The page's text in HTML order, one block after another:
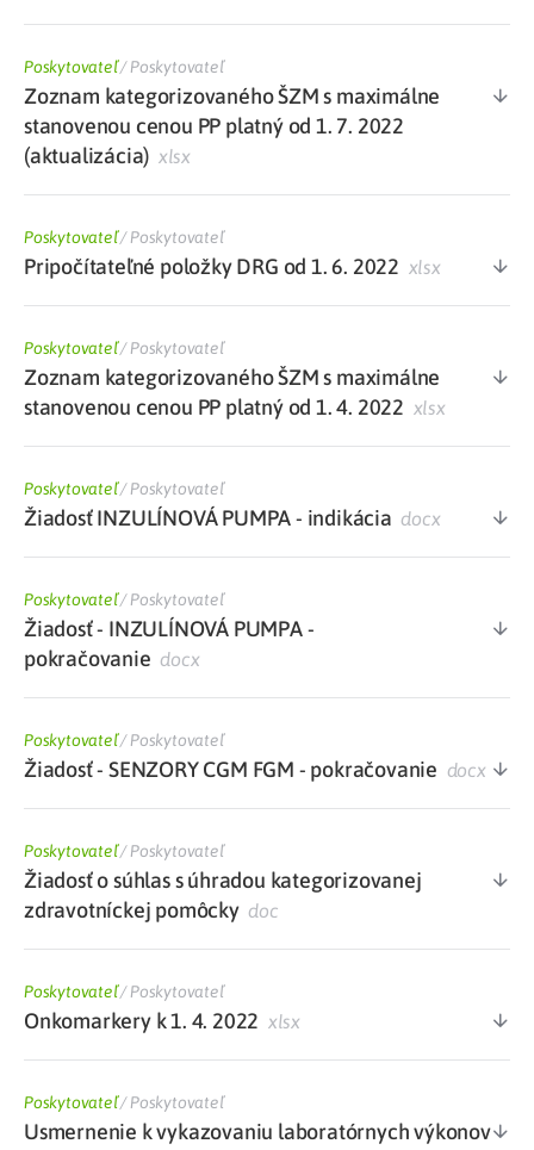
Poskytovateľ/Poskytovateľ
Zoznam kategorizovaného ŠZM s maximálne
stanovenou cenou PP platný od 1. 7. 2022
(aktualizácia) xlsx
Poskytovateľ/Poskytovateľ
Pripočítateľné položky DRG od 1. 6. 2022 xlsx
Poskytovateľ/Poskytovateľ
Zoznam kategorizovaného ŠZM s maximálne
stanovenou cenou PP platný od 1. 4. 2022 xlsx
Poskytovateľ/Poskytovateľ
Žiadosť INZULÍNOVÁ PUMPA - indikácia docx
Poskytovateľ/Poskytovateľ
Žiadosť - INZULÍNOVÁ PUMPA -
pokračovanie docx
Poskytovateľ/Poskytovateľ
Žiadosť - SENZORY CGM FGM - pokračovanie docx
Poskytovateľ/Poskytovateľ
Žiadosť o súhlas s úhradou kategorizovanej
zdravotníckej pomôckydoc
Poskytovateľ/Poskytovateľ
Onkomarkery k 1. 4. 2022 xlsx
Poskytovateľ/Poskytovateľ
Usmernenie k vykazovaniu laboratórnych výkonov